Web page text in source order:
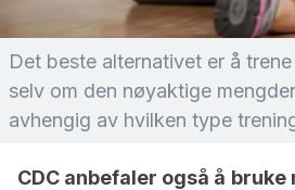
Det beste alternativet er å
selv om den nøyaktige
avhengig av hvilken type
CDC anbefaler også å bruke